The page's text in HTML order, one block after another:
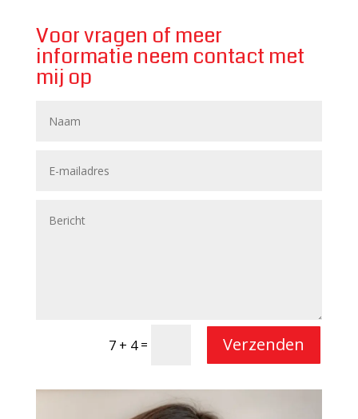
Voor vragen of meer
informatie neem contact met
mij op
7 + 4= Verzenden